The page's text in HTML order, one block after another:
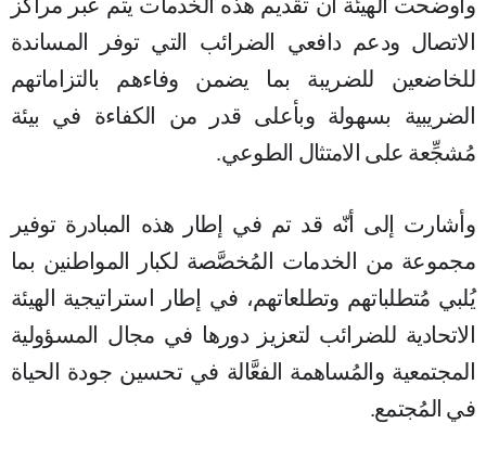
وأوضحت الهيئة أن تقديم هذه الخدمات يتم عبر مراكز
الاتصال ودعم دافعي الضرائب التي توفر المساندة
للخاضعين للضريبة بما يضمن وفاءهم بالتزاماتهم
الضريبية بسهولة وبأعلى قدر من الكفاءة في بيئة
مُشجِّعة على الامتثال الطوعي.
وأشارت إلى أنّه قد تم في إطار هذه المبادرة توفير
مجموعة من الخدمات المُخصَّصة لكبار المواطنين بما
يُلبي مُتطلباتهم وتطلعاتهم، في إطار استراتيجية الهيئة
الاتحادية للضرائب لتعزيز دورها في مجال المسؤولية
المجتمعية والمُساهمة الفعَّالة في تحسين جودة الحياة
في المُجتمع.